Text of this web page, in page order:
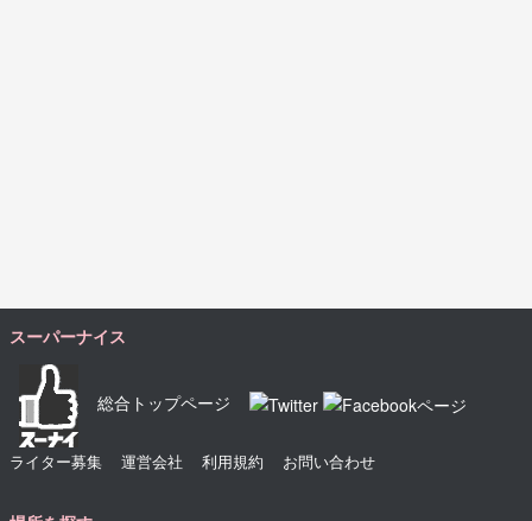
スーパーナイス
総合トップページ
ライター募集 運営会社 利用規約 お問い合わせ